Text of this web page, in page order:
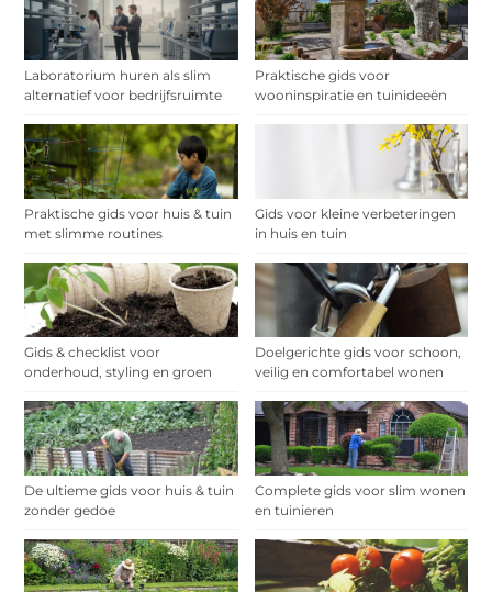
Laboratorium huren als slim
alternatief voor bedrijfsruimte
Praktische gids voor
wooninspiratie en tuinideeën
Praktische gids voor huis & tuin
met slimme routines
Gids voor kleine verbeteringen
in huis en tuin
Gids & checklist voor
onderhoud, styling en groen
Doelgerichte gids voor schoon,
veilig en comfortabel wonen
De ultieme gids voor huis & tuin
zonder gedoe
Complete gids voor slim wonen
en tuinieren